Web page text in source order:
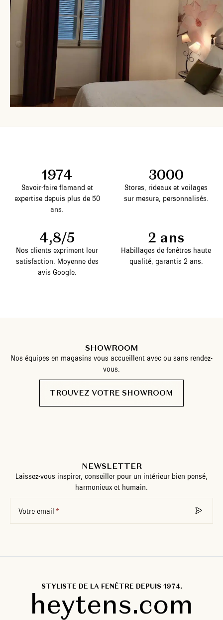
1974
Savoir-faire flamand et
expertise depuis plus de 50
ans.
3000
Stores, rideaux et voilages
sur mesure, personnalisés.
4,8/5
Nos clients expriment leur
satisfaction. Moyenne des
avis Google.
2 ans
Habillages de fenêtres haute
qualité, garantis 2 ans.
SHOWROOM
Nos équipes en magasins vous accueillent avec ou sans rendez-
vous.
TROUVEZ VOTRE SHOWROOM
NEWSLETTER
Laissez-vous inspirer, conseiller pour un intérieur bien pensé,
harmonieux et humain.
Votre email
STYLISTE DE LA FENÊTRE DEPUIS 1974.
heytens.com